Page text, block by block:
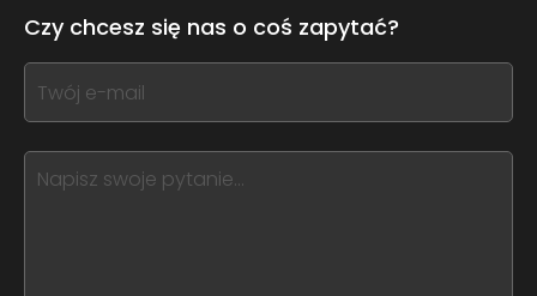
this
form
field
blank
Czy chcesz się nas o coś zapytać?
If
you
this,
leave